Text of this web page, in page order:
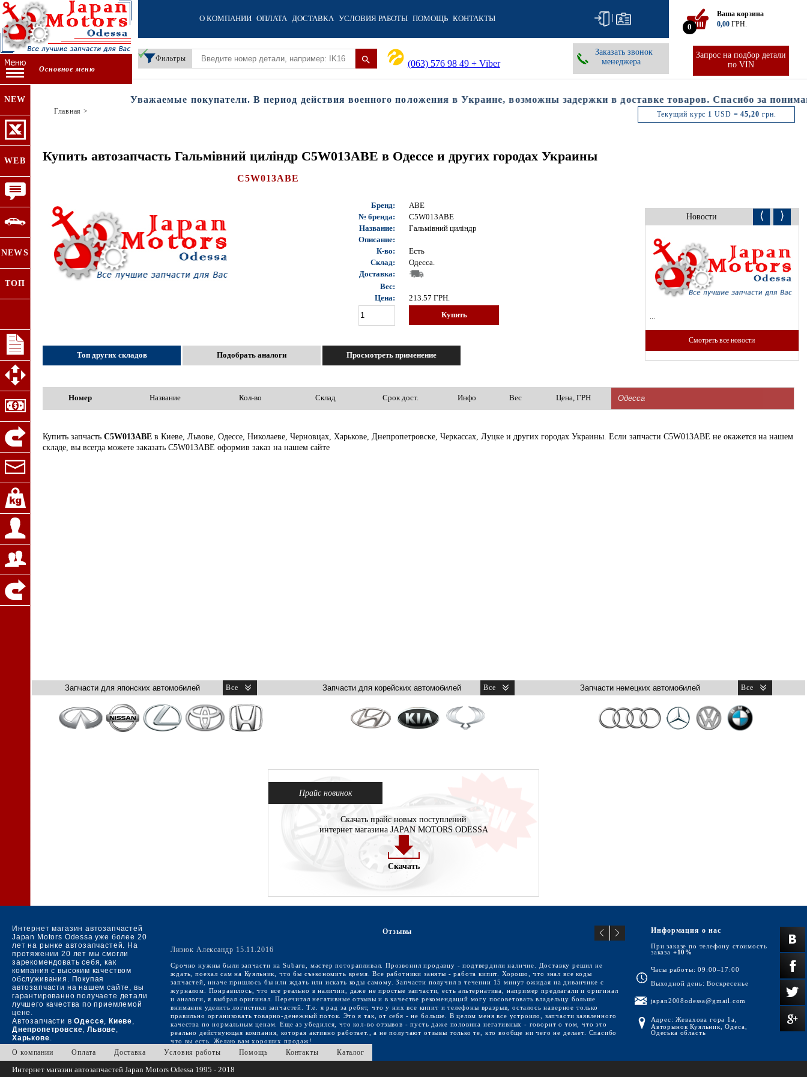
О КОМПАНИИ ОПЛАТА ДОСТАВКА УСЛОВИЯ РАБОТЫ ПОМОЩЬ КОНТАКТЫ |
Фильтры
(063) 576 98 49 + Viber
Запрос на подбор детали
по VIN
Заказать звонок
менеджера
0
Ваша корзина
0,00 ГРН.
Основное меню
NEW
WEB
NEWS
ТОП
Уважаемые покупатели. В период действия военного положения в Украине, возможны задержки в доставке товаров. Спасибо за
Главная > Текущий курс 1 USD =45,20 грн.
Купить автозапчасть Гальмівний циліндр C5W013ABE в Одессе и других городах Украины
C5W013ABE
Бренд:
ABE
№ бренда:
C5W013ABE
Название:
Гальмівний циліндр
Описание:
К-во:
Есть
Склад:
Одесса.
Доставка:
Вес:
Цена:
213.57 ГРН.
Купить
Топ других складов Подобрать аналоги Просмотреть применение
Новости ⟨ ⟩
Смотреть все новости
Номер Название Кол-во Склад Срок дост. Инфо Вес Цена, ГРН
Купить запчастьC5W013ABE в Киеве, Львове, Одессе, Николаеве, Черновцах, Харькове, Днепропетровске, Черкассах, Луцке и других городах Украины. Если запчасти C5W013ABE не окажется на нашем
складе, вы всегда можете заказать C5W013ABE оформив заказ на нашем сайте
Прайс новинок
Скачать прайс новых поступлений
интернет магазина JAPAN MOTORS ODESSA
Скачать
Интернет магазин автозапчастей
Japan Motors Odessa уже более 20
лет на рынке автозапчастей. На
протяжении 20 лет мы смогли
зарекомендовать себя, как
компания с высоким качеством
обслуживания. Покупая
автозапчасти на нашем сайте, вы
гарантированно получаете детали
лучшего качества по приемлемой
цене.
Автозапчасти вОдессе Киеве
Днепропетровске ,Львове
Харькове
Отзывы
Лизюк Александр 15.11.2016
Срочно нужны были запчасти на Subaru, мастер поторапливал. Прозвонил продавцу - подтвердили наличие. Доставку решил не
ждать, поехал сам на Куяльник, что бы съэкономить время. Все работники заняты - работа кипит. Хорошо, что знал все коды
запчастей, иначе пришлось бы или ждать или искать коды самому. Запчасти получил в течении 15 минут ожидая на диванчике с
журналом. Понравилось, что все реально в наличии, даже не простые запчасти, есть альтернатива, например предлагали и оригинал
и аналоги, я выбрал оригинал. Перечитал негативные отзывы и в качестве рекомендаций могу посоветовать владельцу больше
внимания уделить логистики запчастей. Т.е. я рад за ребят, что у них все кипит и телефоны вразрыв, осталось наверное только
правильно организовать товарно-денежный поток. Это я так, от себя - не больше. В целом меня все устроило, запчасти заявленного
качества по нормальным ценам. Еще аз убедился, что кол-во отзывов - пусть даже половина негативных - говорит о том, что это
реально действующая компания, которая активно работает., а не получают отзывы только те, кто вообще ни чего не делает. Спасибо
что вы есть. Желаю вам хороших продаж!
Информация о нас
При заказе по телефону стоимость
заказа +10%
Часы работы: 09:00–17:00
Выходной день: Воскресенье
japan2008odessa@gmail.com
Адрес: Жевахова гора 1а,
Авторынок Куяльник, Одеса,
Одеська область
О компании Оплата Доставка Условия работы Помощь Контакты Каталог
Интернет магазин автозапчастей Japan Motors Odessa 1995 - 2018